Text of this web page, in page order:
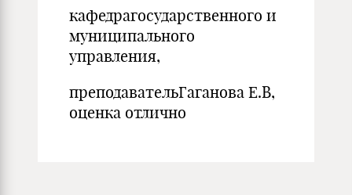
кафедрагосударственного и
муниципального
управления,
преподавательГаганова Е.В,
оценка отлично